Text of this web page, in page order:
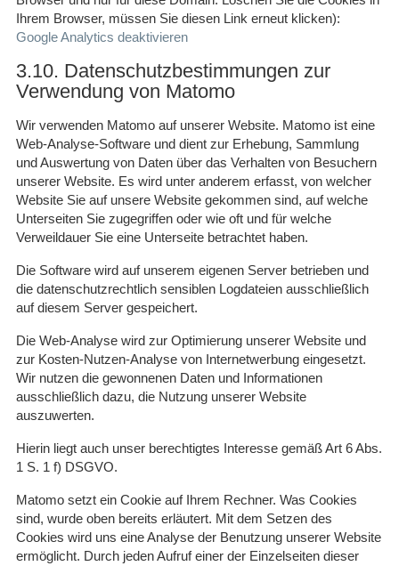
Ihrem Browser, müssen Sie diesen Link erneut klicken):
Google Analytics deaktivieren
3.10. Datenschutzbestimmungen zur
Verwendung von Matomo
Wir verwenden Matomo auf unserer Website. Matomo ist eine
Web-Analyse-Software und dient zur Erhebung, Sammlung
und Auswertung von Daten über das Verhalten von Besuchern
unserer Website. Es wird unter anderem erfasst, von welcher
Website Sie auf unsere Website gekommen sind, auf welche
Unterseiten Sie zugegriffen oder wie oft und für welche
Verweildauer Sie eine Unterseite betrachtet haben.
Die Software wird auf unserem eigenen Server betrieben und
die datenschutzrechtlich sensiblen Logdateien ausschließlich
auf diesem Server gespeichert.
Die Web-Analyse wird zur Optimierung unserer Website und
zur Kosten-Nutzen-Analyse von Internetwerbung eingesetzt.
Wir nutzen die gewonnenen Daten und Informationen
ausschließlich dazu, die Nutzung unserer Website
auszuwerten.
Hierin liegt auch unser berechtigtes Interesse gemäß Art 6 Abs.
1 S. 1 f) DSGVO.
Matomo setzt ein Cookie auf Ihrem Rechner. Was Cookies
sind, wurde oben bereits erläutert. Mit dem Setzen des
Cookies wird uns eine Analyse der Benutzung unserer Website
ermöglicht. Durch jeden Aufruf einer der Einzelseiten dieser